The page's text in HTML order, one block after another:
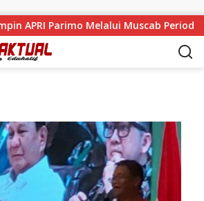
APRI Parimo Melalui Muscab Periode